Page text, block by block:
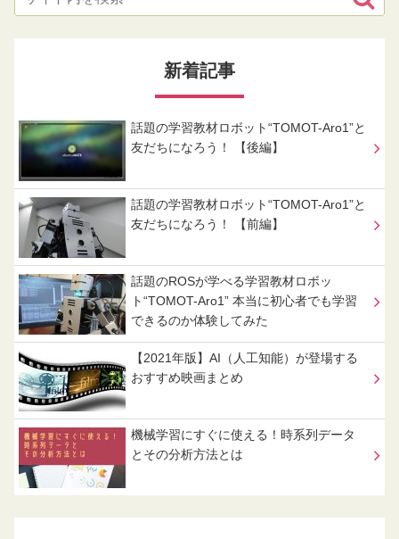
新着記事
話題の学習教材ロボット“TOMOT-Aro1”と
友だちになろう！ 【後編】
話題の学習教材ロボット“TOMOT-Aro1”と
友だちになろう！ 【前編】
話題のROSが学べる学習教材ロボッ
ト“TOMOT-Aro1” 本当に初心者でも学習
できるのか体験してみた
【2021年版】AI（人工知能）が登場する
おすすめ映画まとめ
機械学習にすぐに使える！時系列データ
とその分析方法とは